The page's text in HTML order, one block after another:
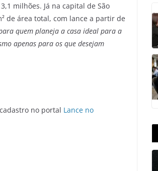
milhões. Já na capital de São
de área total, com lance a partir de
quem planeja a casa ideal para a
apenas para os que desejam
no portal Lance no